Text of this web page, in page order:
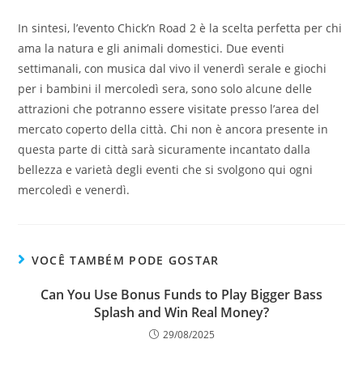
In sintesi, l’evento Chick’n Road 2 è la scelta perfetta per chi
ama la natura e gli animali domestici. Due eventi
settimanali, con musica dal vivo il venerdì serale e giochi
per i bambini il mercoledì sera, sono solo alcune delle
attrazioni che potranno essere visitate presso l’area del
mercato coperto della città. Chi non è ancora presente in
questa parte di città sarà sicuramente incantato dalla
bellezza e varietà degli eventi che si svolgono qui ogni
mercoledì e venerdì.
VOCÊ TAMBÉM PODE GOSTAR
Can You Use Bonus Funds to Play Bigger Bass
Splash and Win Real Money?
29/08/2025